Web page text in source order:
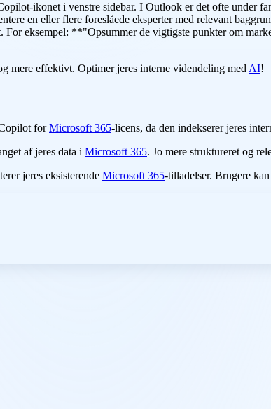
ikonet i venstre sidebar. I Outlook er det ofte under
en eller flere foreslåede eksperter med relevant
eksempel: **"Opsummer de vigtigste punkter om
mere effektivt. Optimer jeres interne videndeling med AI!
forMicrosoft 365-licens, da den indekserer jeres
af jeres data i Microsoft 365. Jo mere struktureret og
jeres eksisterende Microsoft 365-tilladelser. Brugere